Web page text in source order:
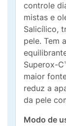
controle
mistas e
Salicílico,
pele. Tem
Superox-
maior
reduz a
da pele
Modo de